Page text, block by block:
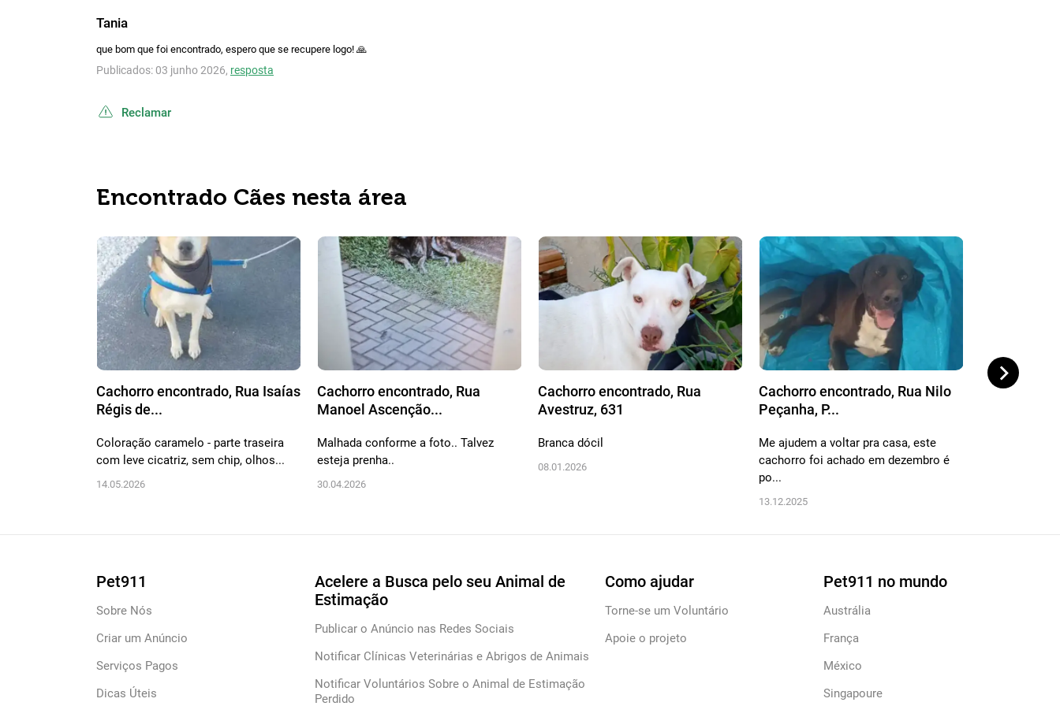
Tania
que bom que foi encontrado, espero que se recupere logo! 🙏
Publicados: 03 junho 2026, resposta
Reclamar
Encontrado Cães nesta área
Cachorro encontrado, Rua Isaías
Régis de...
Coloração caramelo - parte traseira
com leve cicatriz, sem chip, olhos...
14.05.2026
Cachorro encontrado, Rua
Manoel Ascenção...
Malhada conforme a foto.. Talvez
esteja prenha..
30.04.2026
Cachorro encontrado, Rua
Avestruz, 631
Branca dócil
08.01.2026
Cachorro encontrado, Rua Nilo
Peçanha, P...
Me ajudem a voltar pra casa, este
cachorro foi achado em dezembro é
po...
13.12.2025
Cachorro
Pet911
Sobre Nós
Criar um Anúncio
Serviços Pagos
Dicas Úteis
Acelere a Busca pelo seu Animal de
Estimação
Publicar o Anúncio nas Redes Sociais
Notificar Clínicas Veterinárias e Abrigos de Animais
Notificar Voluntários Sobre o Animal de Estimação
Perdido
Como ajudar
Torne-se um Voluntário
Apoie o projeto
Pet911 no mundo
Austrália
França
México
Singapoure